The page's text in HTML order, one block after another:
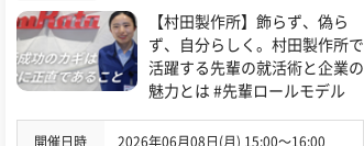
【村田製作所】飾らず、偽ら
ず、自分らしく。村田製作所で
活躍する先輩の就活術と企業の
魅力とは #先輩ロールモデル
開催日時 2026年06月08日(月) 15:00〜16:00